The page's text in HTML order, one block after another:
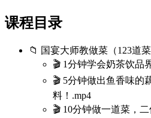
课程目录
📁 国宴大师教做菜（123道菜
🎬 1分钟学会奶茶饮品
🎬 5分钟做出鱼香味的
料！.mp4
🎬 10分钟做一道菜，